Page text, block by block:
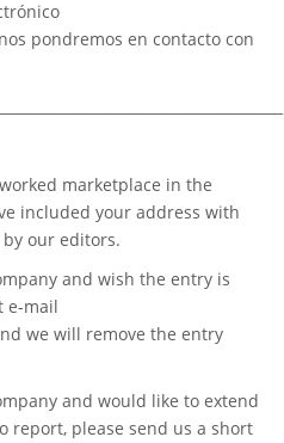
pondremos en contacto con
marketplace in the
included your address with
our editors.
and wish the entry is
e-mail
we will remove the entry
and would like to extend
please send us a short